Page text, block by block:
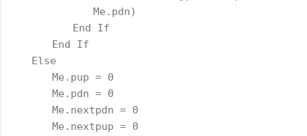
Me.pdn)
End If
End If
Else
Me.pup = 0
Me.pdn = 0
Me.nextpdn = 0
Me.nextpup = 0